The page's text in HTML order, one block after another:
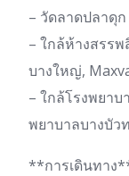
– วัดลาดปลาดุก
– ใกล้ห้างสรรพ
บางใหญ่,
– ใกล้โรงพยา
พยาบาลบางบัว
**การเดินทาง